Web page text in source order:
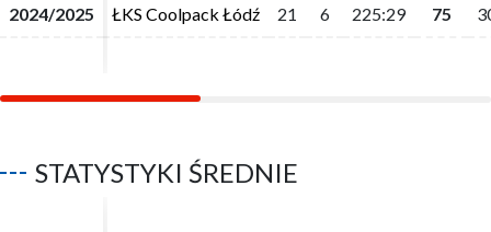
2024/2025 ŁKS Coolpack Łódź 21 6 225:29 75
2024/2025 ŁKS Coolpack Łódź 21 6 225:29 75
STATYSTYKI ŚREDNIE